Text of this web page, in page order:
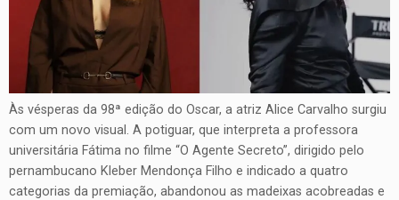
Às vésperas da 98ª edição do Oscar, a atriz Alice Carvalho surgiu
com um novo visual. A potiguar, que interpreta a professora
universitária Fátima no filme “O Agente Secreto”, dirigido pelo
pernambucano Kleber Mendonça Filho e indicado a quatro
categorias da premiação, abandonou as madeixas acobreadas e